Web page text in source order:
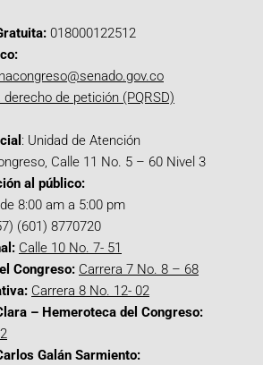
018000122512
de petición (PQRSD)
: Unidad de Atención
Calle 11 No. 5 – 60 Nivel 3
al público:
8:00 am a 5:00 pm
(601) 8770720
Calle 10 No. 7- 51
Congreso: Carrera 7 No. 8 – 68
Carrera 8 No. 12- 02
– Hemeroteca del Congreso:
Galán Sarmiento: